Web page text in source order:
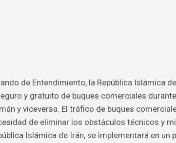
de Entendimiento, la República Islámica
y gratuito de buques comerciales
y viceversa. El tráfico de buques
de eliminar los obstáculos técnicos y
Islámica de Irán, se implementará en un